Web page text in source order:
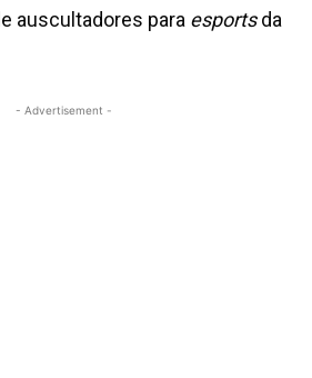
auscultadores para esportsda
- Advertisement -